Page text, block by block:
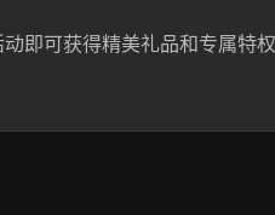
即可获得精美礼品和专属特